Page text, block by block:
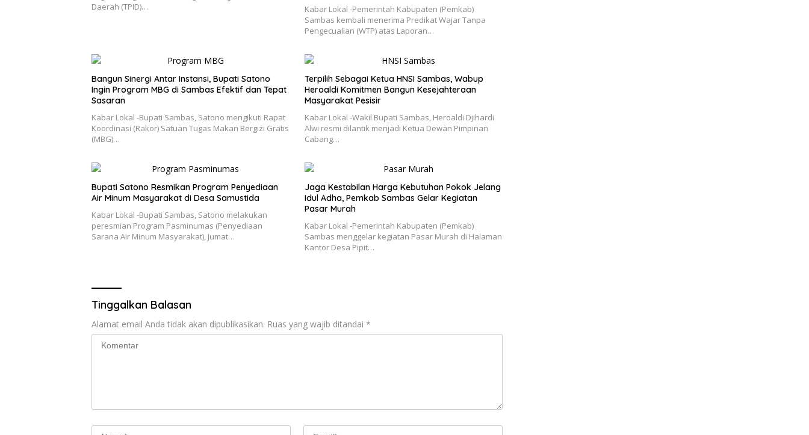
Daerah (TPID)…
Kabar Lokal -Pemerintah Kabupaten (Pemkab)
Sambas kembali menerima Predikat Wajar Tanpa
Pengecualian (WTP) atas Laporan…
Bangun Sinergi Antar Instansi, Bupati Satono
Ingin Program MBG di Sambas Efektif dan Tepat
Sasaran
Kabar Lokal -Bupati Sambas, Satono mengikuti Rapat
Koordinasi (Rakor) Satuan Tugas Makan Bergizi Gratis
(MBG)…
Terpilih Sebagai Ketua HNSI Sambas, Wabup
Heroaldi Komitmen Bangun Kesejahteraan
Masyarakat Pesisir
Kabar Lokal -Wakil Bupati Sambas, Heroaldi Djihardi
Alwi resmi dilantik menjadi Ketua Dewan Pimpinan
Cabang…
Bupati Satono Resmikan Program Penyediaan
Air Minum Masyarakat di Desa Samustida
Kabar Lokal -Bupati Sambas, Satono melakukan
peresmian Program Pasminumas (Penyediaan
Sarana Air Minum Masyarakat), Jumat…
Jaga Kestabilan Harga Kebutuhan Pokok Jelang
Idul Adha, Pemkab Sambas Gelar Kegiatan
Pasar Murah
Kabar Lokal -Pemerintah Kabupaten (Pemkab)
Sambas menggelar kegiatan Pasar Murah di Halaman
Kantor Desa Pipit…
Tinggalkan Balasan
Alamat email Anda tidak akan dipublikasikan. Ruas yang wajib ditandai *